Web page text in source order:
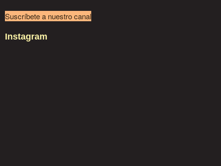
Suscríbete a nuestro canal
Instagram